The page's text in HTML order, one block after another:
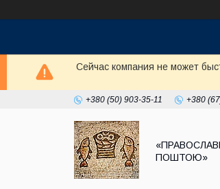
Сейчас компания не может
+380 (50) 903-35-11 +380
ПОШТОЮ»